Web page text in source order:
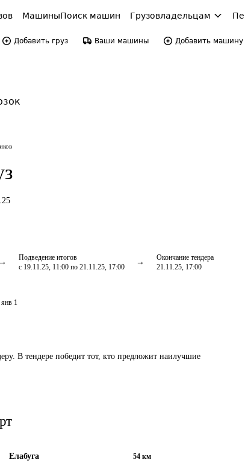
МашиныПоиск машин Грузовладельцам
Добавить груз Ваши машины Добавить машину
Подведение итогов
с 19.11.25, 11:00 по 21.11.25, 17:00
Окончание тендера
21.11.25, 17:00
янв 1
В тендере победит тот, кто предложит наилучшие
Елабуга 54 км